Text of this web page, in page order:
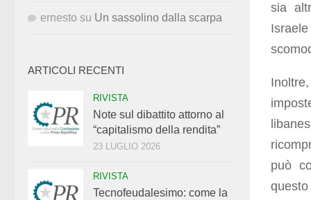
sia
può
ernesto su Un sassolino dalla scarpa
ARTICOLI RECENTI
RIVISTA
Note sul dibattito attorno al
“capitalismo della rendita”
23 LUGLIO 2026
RIVISTA
Tecnofeudalesimo: come la